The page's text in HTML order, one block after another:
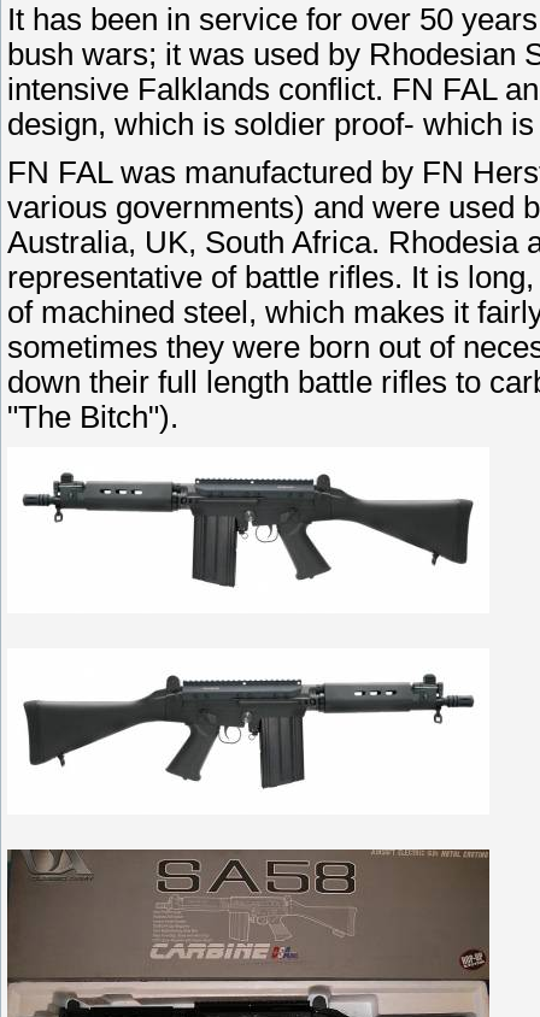
It has been in service for over 50
bush wars; it was used by Rhodesian
intensive Falklands conflict. FN FAL
design, which is soldier proof- which
FN FAL was manufactured by FN
various governments) and were used
Australia, UK, South Africa. Rhodesia
representative of battle rifles. It is
of machined steel, which makes it
sometimes they were born out of
down their full length battle rifles to
"The Bitch").